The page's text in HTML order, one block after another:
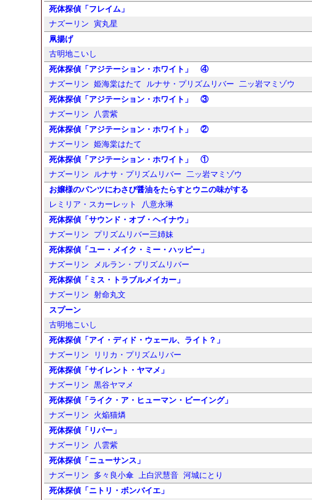
死体探偵「フレイム」
ナズーリン
寅丸星
凧揚げ
古明地こいし
死体探偵「アジテーション・ホワイト」 ④
ナズーリン 姫海棠はたて ルナサ・プリズムリバー
二ッ岩マミゾウ
死体探偵「アジテーション・ホワイト」 ③
ナズーリン
八雲紫
死体探偵「アジテーション・ホワイト」 ②
ナズーリン
姫海棠はたて
死体探偵「アジテーション・ホワイト」 ①
ナズーリン ルナサ・プリズムリバー
二ッ岩マミゾウ
お嬢様のパンツにわさび醤油をたらすとウニの味がする
レミリア・スカーレット
八意永琳
死体探偵「サウンド・オブ・ヘイナウ」
ナズーリン
プリズムリバー三姉妹
死体探偵「ユー・メイク・ミー・ハッピー」
ナズーリン
メルラン・プリズムリバー
死体探偵「ミス・トラブルメイカー」
ナズーリン
射命丸文
スプーン
古明地こいし
死体探偵「アイ・ディド・ウェール、ライト？」
ナズーリン
リリカ・プリズムリバー
死体探偵「サイレント・ヤマメ」
ナズーリン
黒谷ヤマメ
死体探偵「ライク・ア・ヒューマン・ビーイング」
ナズーリン
火焔猫燐
死体探偵「リバー」
ナズーリン
八雲紫
死体探偵「ニューサンス」
ナズーリン 多々良小傘 上白沢慧音 河城にとり
死体探偵「ニトリ・ボンバイエ」